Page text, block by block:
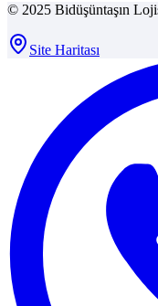
© 2025 Bidüşüntaşın
Site Haritası